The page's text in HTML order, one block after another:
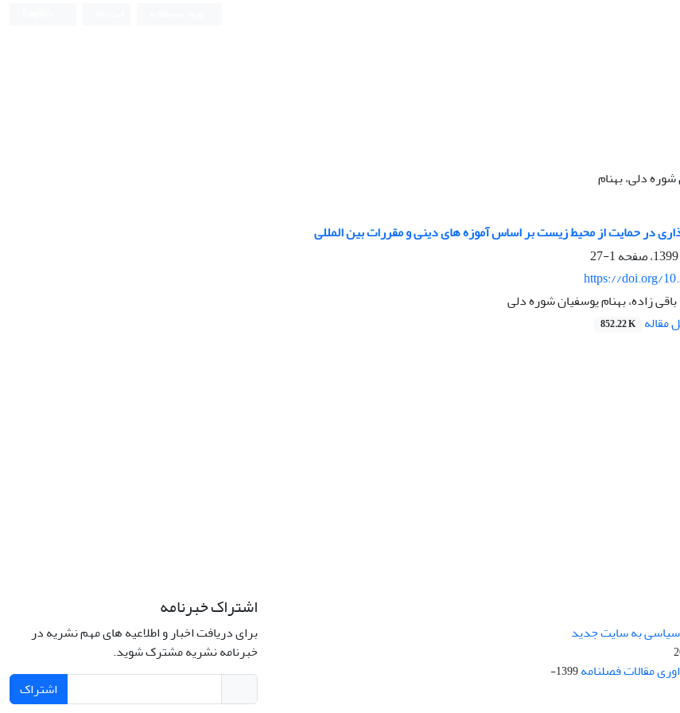
دلی، بهنام
در حمایت از محیط زیست بر اساس آموزه های دینی و مقررات بین المللی
1-27
https://doi.org/
زاده، بهنام یوسفیان شوره دلی
مقاله 852.22 K
سیاسی به سایت جدید
مقالات فصلنامه
1399-
اشتراک خبرنامه
برای دریافت اخبار و اطلاعیه های مهم نشریه در
خبرنامه نشریه مشترک شوید.
اشتراک